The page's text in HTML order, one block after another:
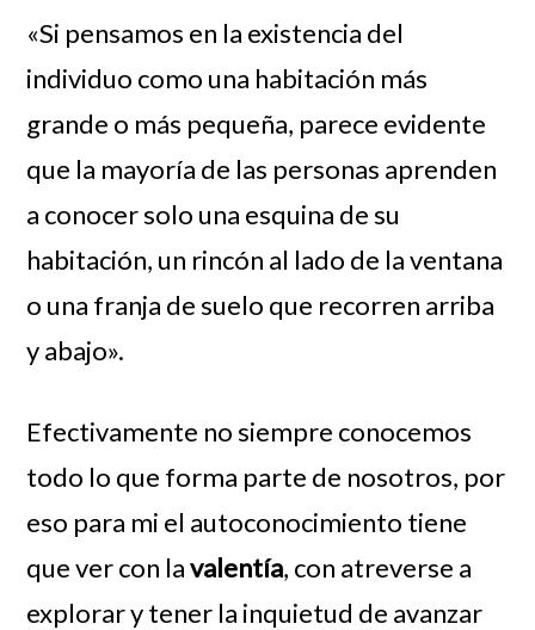
«Si pensamos en la existencia del
individuo como una habitación más
grande o más pequeña, parece evidente
que la mayoría de las personas aprenden
a conocer solo una esquina de su
habitación, un rincón al lado de la ventana
o una franja de suelo que recorren arriba
y abajo».
Efectivamente no siempre conocemos
todo lo que forma parte de nosotros, por
eso para mi el autoconocimiento tiene
que ver con lavalentía, con atreverse a
explorar y tener la inquietud de avanzar